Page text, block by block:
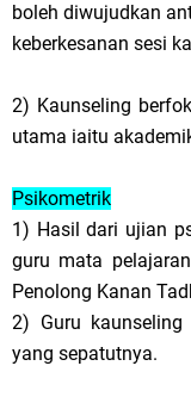
boleh diwujudkan
keberkesanan sesi
2) Kaunseling
utama iaitu
Psikometrik
1) Hasil dari ujian
guru mata
Penolong Kanan
2) Guru kaunseling
yang sepatutnya.